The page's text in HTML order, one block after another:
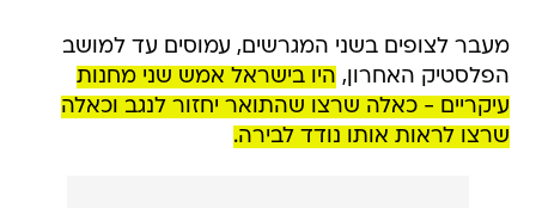
מעבר לצופים בשני המגרשים, עמוסים עד למושב
הפלסטיק האחרון, היו בישראל אמש שני מחנות
עיקריים - כאלה שרצו שהתואר יחזור לנגב וכאלה
שרצו לראות אותו נודד לבירה.